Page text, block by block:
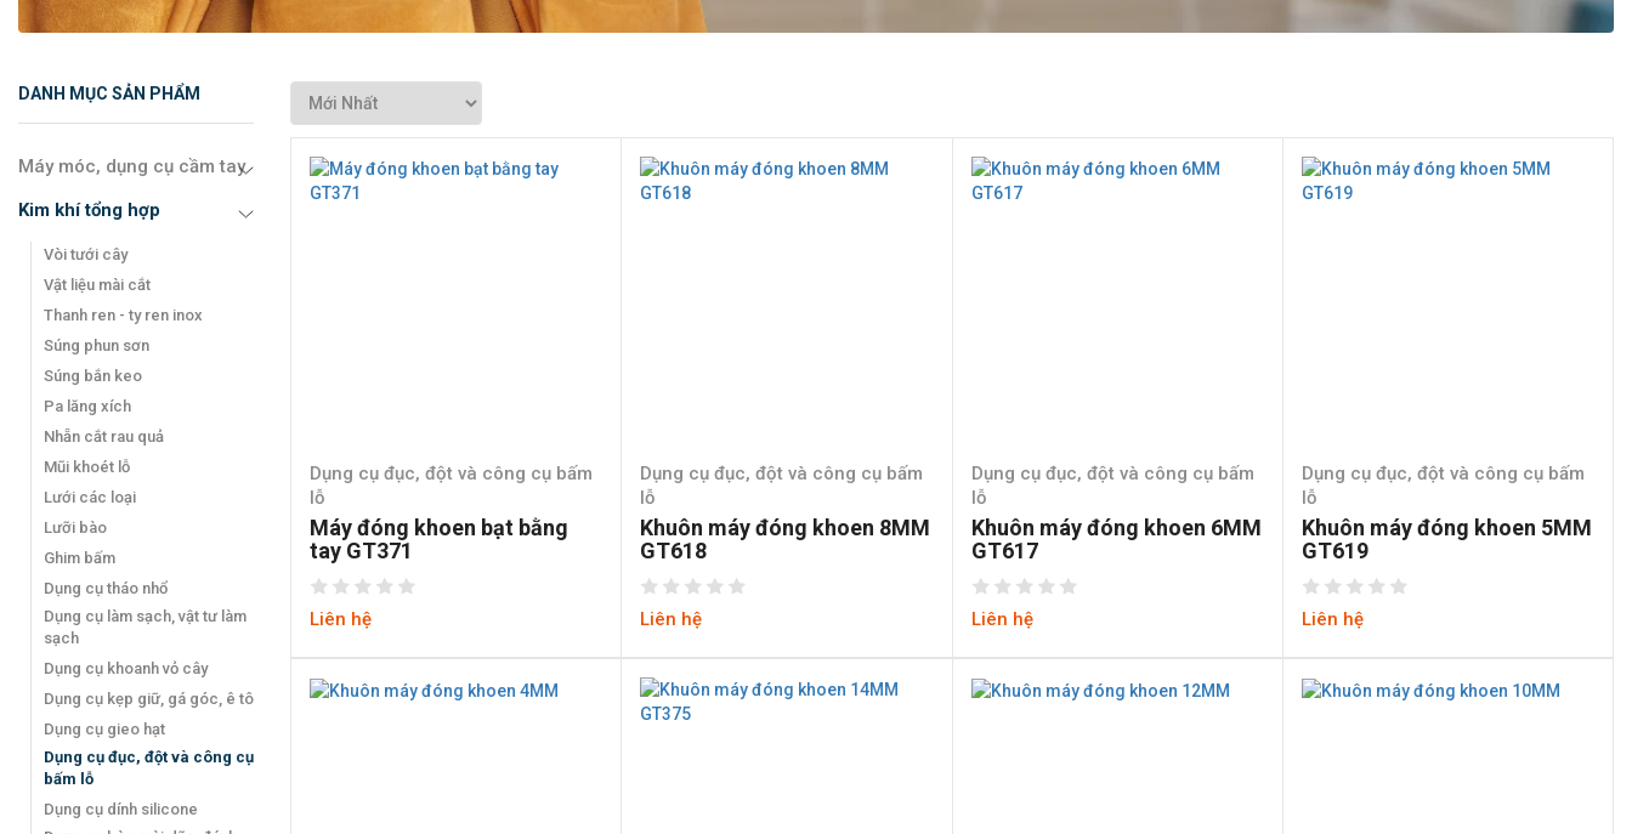
DANH MỤC SẢN PHẨM
Máy móc, dụng cụ cầm tay
Kim khí tổng hợp
Vòi tưới cây
Vật liệu mài cắt
Thanh ren - ty ren inox
Súng phun sơn
Súng bắn keo
Pa lăng xích
Nhẵn cắt rau quả
Mũi khoét lỗ
Lưới các loại
Lưỡi bào
Ghim bấm
Dụng cụ tháo nhổ
Dụng cụ làm sạch, vật tư làm
sạch
Dụng cụ khoanh vỏ cây
Dụng cụ kẹp giữ, gá góc, ê tô
Dụng cụ gieo hạt
Dụng cụ đục, đột và công cụ
bấm lỗ
Dụng cụ dính silicone
Dụng cụ đục, đột và công cụ bấm
lỗ
Máy đóng khoen bạt bằng
tay GT371
Liên hệ
Dụng cụ đục, đột và công cụ bấm
lỗ
Khuôn máy đóng khoen 8MM
GT618
Liên hệ
Dụng cụ đục, đột và công cụ bấm
lỗ
Khuôn máy đóng khoen 6MM
GT617
Liên hệ
Dụng cụ đục, đột và công cụ bấm
lỗ
Khuôn máy đóng khoen 5MM
GT619
Liên hệ